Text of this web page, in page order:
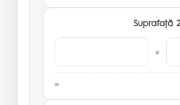
Suprafaţă
×